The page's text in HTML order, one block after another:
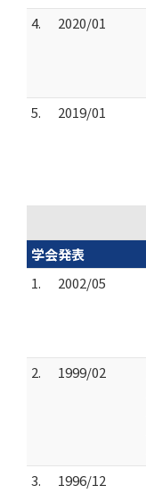
4.
2020/01
5.
2019/01
学会発表
1.
2002/05
2.
1999/02
3.
1996/12